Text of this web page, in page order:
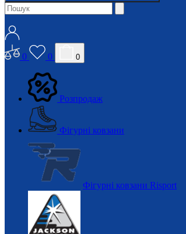
0 0 0
Розпродаж
Фігурні ковзани
Фігурні ковзани Risport